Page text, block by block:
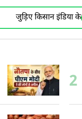
जुड़िए किसान इंडिया के
2